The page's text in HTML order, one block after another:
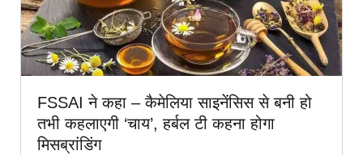
FSSAI ने कहा – कैमेलिया साइनेंसिस से बनी हो
तभी कहलाएगी ‘चाय’, हर्बल टी कहना होगा
मिसब्रांडिंग